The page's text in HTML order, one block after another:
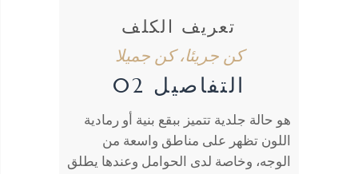
تعريف الكلف
كن جريئا، كن جميلا
التفاصيل 02
هو حالة جلدية تتميز ببقع بنية أو رمادية
اللون تظهر على مناطق واسعة من
الوجه، وخاصة لدى الحوامل وعندها يطلق